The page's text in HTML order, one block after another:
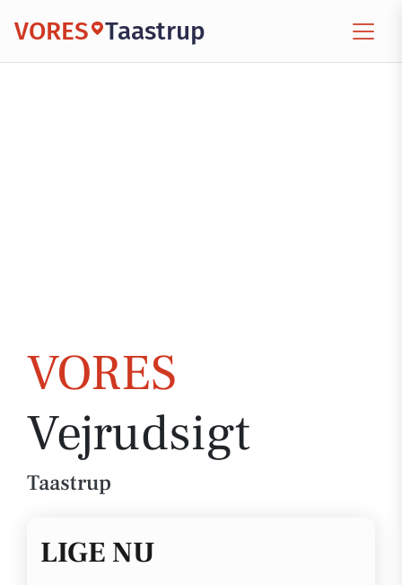
VORES Taastrup
VORES
Vejrudsigt
Taastrup
LIGE NU